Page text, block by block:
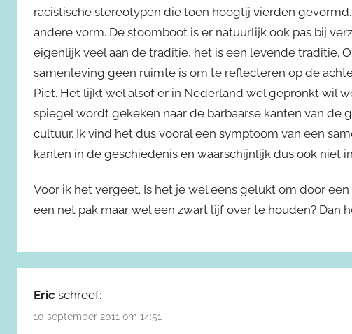
racistische stereotypen die toen hoogtij vierden
andere vorm. De stoomboot is er natuurlijk ook pas bij
eigenlijk veel aan de traditie, het is een levende traditie.
samenleving geen ruimte is om te reflecteren op de
Piet. Het lijkt wel alsof er in Nederland wel gepronkt wil
spiegel wordt gekeken naar de barbaarse kanten van de
cultuur. Ik vind het dus vooral een symptoom van een
kanten in de geschiedenis en waarschijnlijk dus ook niet
Voor ik het vergeet. Is het je wel eens gelukt om door
een net pak maar wel een zwart lijf over te houden? Dan
Eric schreef:
10 september 2011 om 14:51